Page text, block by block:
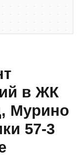
в ЖК
Мурино
57-3